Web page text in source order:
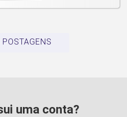
uma conta?